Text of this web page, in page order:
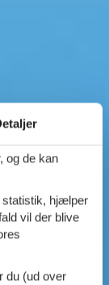
og de kan
statistik, hjælper
vil der blive
du (ud over